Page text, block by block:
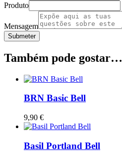
Produto
Mensagem
Submeter
Também pode gostar…
BRN Basic Bell
9,90 €
Basil Portland Bell